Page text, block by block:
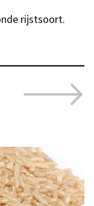
rijstsoort.